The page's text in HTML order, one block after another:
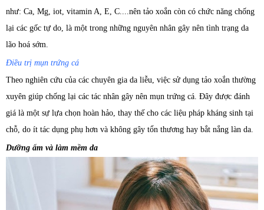
như: Ca, Mg, iot, vitamin A, E, C....nên tảo xoắn còn có chức năng chống
lại các gốc tự do, là một trong những nguyên nhân gây nên tình trạng da
lão hoá sớm.
Điều trị mụn trứng cá
Theo nghiên cứu của các chuyên gia da liễu, việc sử dụng tảo xoắn thường
xuyên giúp chống lại các tác nhân gây nên mụn trứng cá. Đây được đánh
giá là một sự lựa chọn hoàn hảo, thay thế cho các liệu pháp kháng sinh tại
chỗ, do ít tác dụng phụ hơn và không gây tổn thương hay bắt nắng làn da.
Dưỡng ẩm và làm mềm da